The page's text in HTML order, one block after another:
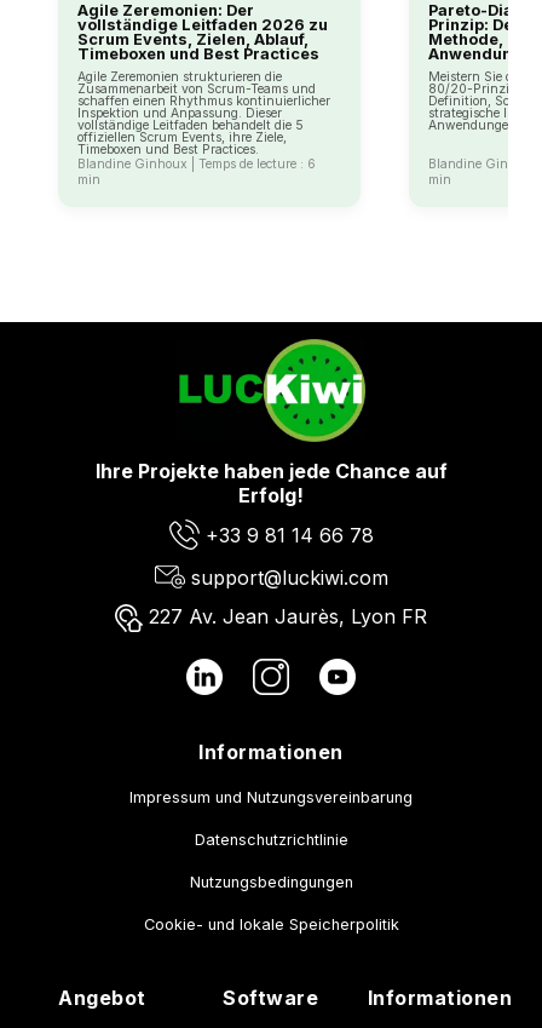
Agile Zeremonien: Der
vollständige Leitfaden 2026 zu
Scrum Events, Zielen, Ablauf,
Timeboxen und Best Practices
Agile Zeremonien strukturieren die
Zusammenarbeit von Scrum-Teams und
schaffen einen Rhythmus kontinuierlicher
Inspektion und Anpassung. Dieser
vollständige Leitfaden behandelt die 5
offiziellen Scrum Events, ihre Ziele,
Timeboxen und Best Practices.
Blandine Ginhoux | Temps de lecture : 6
min
Pareto-
Prinzip:
Methode,
Meistern Sie das
80/20-Prinzip im
Definition,
strategische
Anwendungen.
Blandine Ginhoux
min
Ihre Projekte haben jede Chance auf
Erfolg!
+33 9 81 14 66 78
support@luckiwi.com
227 Av. Jean Jaurès, Lyon FR
Informationen
Impressum und Nutzungsvereinbarung
Datenschutzrichtlinie
Nutzungsbedingungen
Cookie- und lokale Speicherpolitik
Angebot Software Informationen